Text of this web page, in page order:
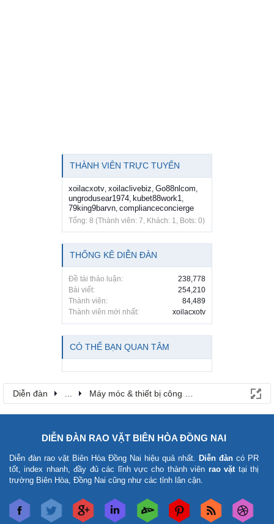
THÀNH VIÊN TRỰC TUYẾN
xoilacxotv, xoilaclivebiz, Go88nlcom,
ungrodusear1974, kubet88work1,
79king9barvn, complianceconcierge
Tổng: 8 (Thành viên: 7, Khách: 1, Bots: 0)
THỐNG KÊ DIỄN ĐÀN
Đề tài thảo luận:
238,778
Bài viết:
254,210
Thành viên:
84,489
Thành viên mới nhất:
xoilacxotv
CÓ THỂ BẠN QUAN TÂM
Diễn đàn ... Máy móc & thiết bị công nông nghiệp
DIỄN ĐÀN RAO VẶT BIÊN HÒA ĐỒNG NAI
Diễn đàn rao vặt Biên Hòa Đồng Nai hiệu quả nhất. Diễn đàn có PR
tốt, index nhanh, đầy đủ các lĩnh vực cho thành viên rao vặttại thị
trường Biên Hòa, Đồng Nai cũng như các tỉnh lân cận.